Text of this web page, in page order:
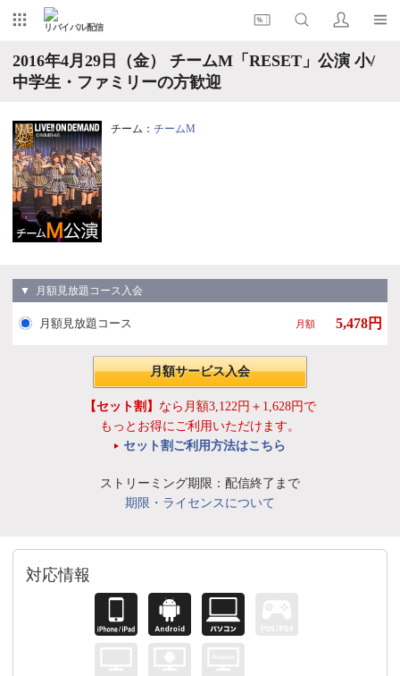
リバイバル配信
2016年4月29日（金） チームM「RESET」公演 小/
中学生・ファミリーの方歓迎
チーム： チームM
▼ 月額見放題コース入会
月額見放題コース 月額 5,478円
月額サービス入会
【セット割】 なら月額3,122円＋1,628円で
もっとお得にご利用いただけます。
セット割ご利用方法はこちら
ストリーミング期限：配信終了まで
期限・ライセンスについて
対応情報